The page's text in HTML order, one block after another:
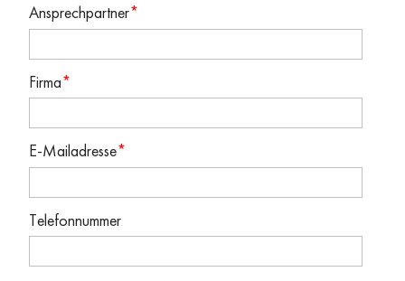
Ansprechpartner*
Firma*
E-Mailadresse*
Telefonnummer